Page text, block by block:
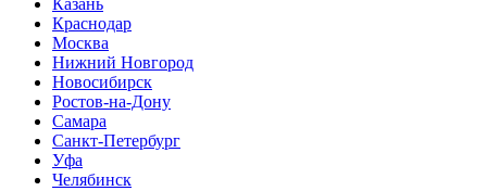
Казань
Краснодар
Москва
Нижний Новгород
Новосибирск
Ростов-на-Дону
Самара
Санкт-Петербург
Уфа
Челябинск